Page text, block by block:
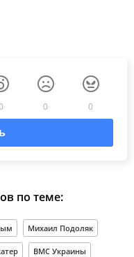
0 0
по теме:
Михаил Подоляк
ВМС Украины